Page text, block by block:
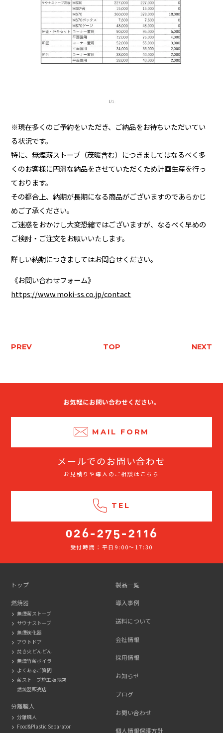
※現在多くのご予約をいただき、ご納品をお待ちいただいてい
る状況です。
特に、無煙薪ストーブ（茂暖含む）につきましてはなるべく多
くのお客様に円滑な納品をさせていただくため計画生産を行っ
ております。
その都合上、納期が長期になる商品がございますのであらかじ
めご了承ください。
ご迷惑をおかけし大変恐縮ではございますが、なるべく早めの
ご検討・ご注文をお願いいたします。
詳しい納期につきましてはお問合せください。
《お問い合わせフォーム》
https://www.moki-ss.co.jp/contact
PREV TOP NEXT
お気軽にお問い合わせください。
MAIL FORM
メールでのお問い合わせ
お見積りや導入のご相談はこちら
TEL
受付時間：平日9:00～17:30
トップ
燃焼器
無煙薪ストーブ
サウナストーブ
無煙炭化器
アウトドア
焚き火どんどん
無煙竹薪ボイラ
よくあるご質問
薪ストーブ施工販売店
燃焼器販売店
分離職人
分離職人
Food&Plastic Separator
製品一覧
導入事例
送料について
会社情報
採用情報
お知らせ
ブログ
お問い合わせ
個人情報保護方針